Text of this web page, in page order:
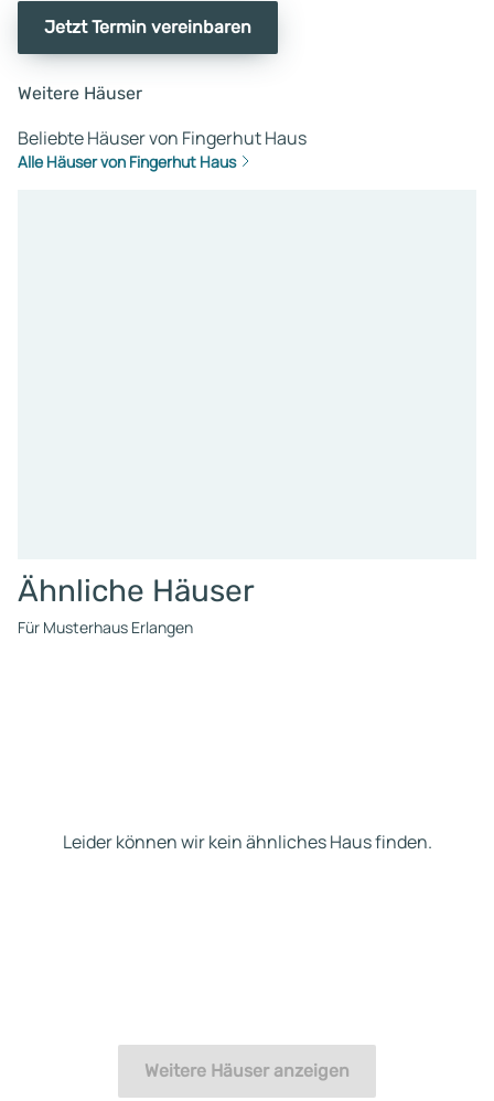
Jetzt Termin vereinbaren
Weitere Häuser
Beliebte Häuser von Fingerhut Haus
Alle Häuser von Fingerhut Haus
Ähnliche Häuser
Für Musterhaus Erlangen
Leider können wir kein ähnliches Haus finden.
Weitere Häuser anzeigen